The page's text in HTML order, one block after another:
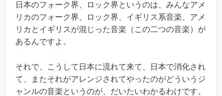
日本のフォーク界、ロック界というのは、みんなアメ
リカのフォーク界、ロック界、イギリス系音楽、アメ
リカとイギリスが混じった音楽（この二つの音楽）が
あるんですよ。
それで、こうして日本に流れて来て、日本で消化され
て、またそれがアレンジされてやったのがどういうジ
ャンルの音楽というのが、だいたいわかるわけです。